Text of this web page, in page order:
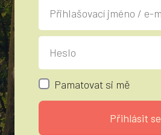
Pamatovat si mě
Přihlásit se